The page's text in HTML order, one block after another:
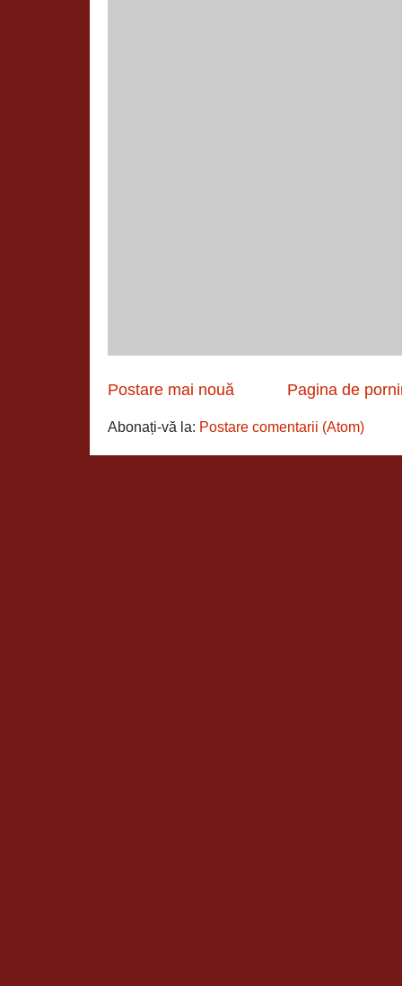
Postare mai nouă Pagina de
Abonați-vă la: Postare comentarii (Atom)